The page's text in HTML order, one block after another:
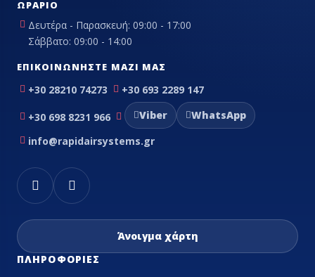
ΩΡΆΡΙΟ
Δευτέρα - Παρασκευή: 09:00 - 17:00
Σάββατο: 09:00 - 14:00
ΕΠΙΚΟΙΝΩΝΉΣΤΕ ΜΑΖΊ ΜΑΣ
+30 28210 74273 +30 693 2289 147
+30 698 8231 966 Viber
WhatsApp
info@rapidairsystems.gr
Άνοιγμα χάρτη
ΠΛΗΡΟΦΟΡΊΕΣ